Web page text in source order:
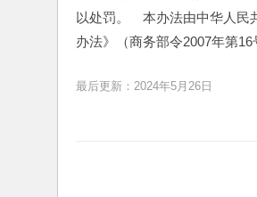
以处罚。　本办法由中华人
办法》（商务部令2007年第16
最后更新：2024年5月26日